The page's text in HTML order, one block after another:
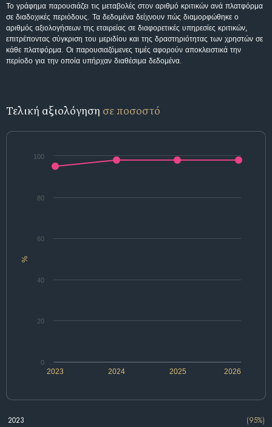
Το γράφημα παρουσιάζει τις μεταβολές στον αριθμό κριτικών ανά πλατφόρμα
σε διαδοχικές περιόδους. Τα δεδομένα δείχνουν πώς διαμορφώθηκε ο
αριθμός αξιολογήσεων της εταιρείας σε διαφορετικές υπηρεσίες κριτικών,
επιτρέποντας σύγκριση του μεριδίου και της δραστηριότητας των χρηστών σε
κάθε πλατφόρμα. Οι παρουσιαζόμενες τιμές αφορούν αποκλειστικά την
περίοδο για την οποία υπήρχαν διαθέσιμα δεδομένα.
Τελική αξιολόγηση σε ποσοστό
%
2024 2026
2023 2025
0
20
40
60
80
100
2023
(95%)